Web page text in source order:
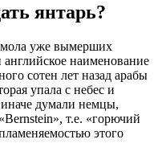
янтарь?
уже вымерших
наименование
сотен лет назад арабы
упала с небес и
думали немцы,
т.е. «горючий
этого